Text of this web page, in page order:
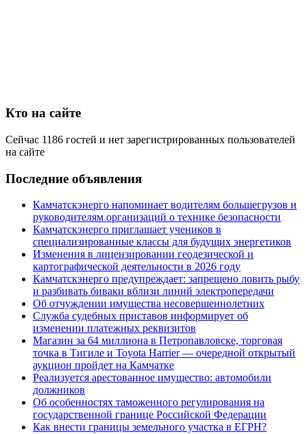
Кто на сайте
Сейчас 1186 гостей и нет зарегистрированных пользователей
на сайте
Последние объявления
Камчатскэнерго напоминает водителям большегрузов и
руководителям организаций о технике безопасности
Камчатскэнерго приглашает учеников в
специализированные классы для будущих энергетиков
Изменения в лицензировании геодезической и
картографической деятельности в 2026 году
Камчатскэнерго предупреждает: запрещено ловить рыбу
и разбивать биваки вблизи линий электропередачи
Об отчуждении имущества несовершеннолетних
Служба судебных приставов информирует об
изменении платежных реквизитов
Магазин за 64 миллиона в Петропавловске, торговая
точка в Тигиле и Toyota Harrier — очередной открытый
аукцион пройдет на Камчатке
Реализуется арестованное имущество: автомобили
должников
Об особенностях таможенного регулирования на
государственной границе Российской Федерации
Как внести границы земельного участка в ЕГРН?